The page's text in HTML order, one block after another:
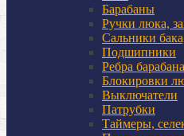
Барабаны
Ручки люка,
Сальники
Подшипники
Ребра барабана
Блокировки
Выключатели
Патрубки
Таймеры,